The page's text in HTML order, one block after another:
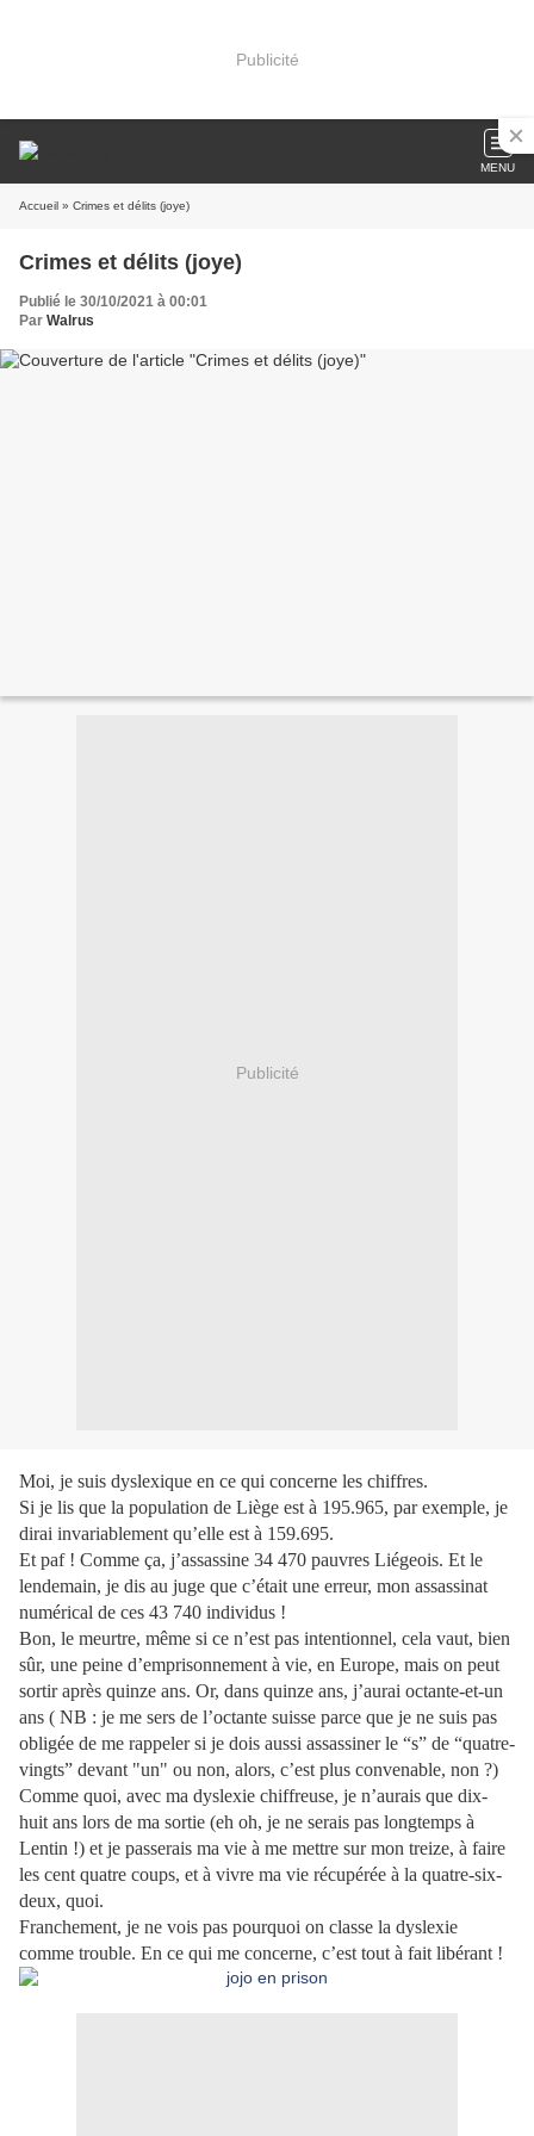
Publicité
MENU
Accueil » Crimes et délits (joye)
Crimes et délits (joye)
Publié le 30/10/2021 à 00:01
Par Walrus
Publicité
Moi, je suis dyslexique en ce qui concerne les chiffres.
Si je lis que la population de Liège est à 195.965, par exemple, je
dirai invariablement qu’elle est à 159.695.
Et paf ! Comme ça, j’assassine 34 470 pauvres Liégeois. Et le
lendemain, je dis au juge que c’était une erreur, mon assassinat
numérical de ces 43 740 individus !
Bon, le meurtre, même si ce n’est pas intentionnel, cela vaut, bien
sûr, une peine d’emprisonnement à vie, en Europe, mais on peut
sortir après quinze ans. Or, dans quinze ans, j’aurai octante-et-un
ans ( NB : je me sers de l’octante suisse parce que je ne suis pas
obligée de me rappeler si je dois aussi assassiner le “s” de “quatre-
vingts” devant "un" ou non, alors, c’est plus convenable, non ?)
Comme quoi, avec ma dyslexie chiffreuse, je n’aurais que dix-
huit ans lors de ma sortie (eh oh, je ne serais pas longtemps à
Lentin !) et je passerais ma vie à me mettre sur mon treize, à faire
les cent quatre coups, et à vivre ma vie récupérée à la quatre-six-
deux, quoi.
Franchement, je ne vois pas pourquoi on classe la dyslexie
comme trouble. En ce qui me concerne, c’est tout à fait libérant !